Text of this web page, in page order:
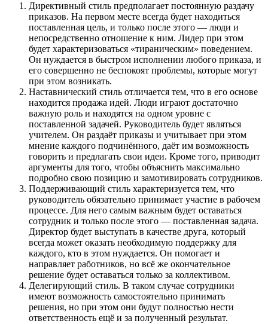
Директивный стиль предполагает постоянную раздачу
приказов. На первом месте всегда будет находиться
поставленная цель, и только после этого — люди и
непосредственно отношение к ним. Лидер при этом
будет характеризоваться «тираническим» поведением.
Он нуждается в быстром исполнении любого приказа, и
его совершенно не беспокоят проблемы, которые могут
при этом возникать.
Наставнический стиль отличается тем, что в его основе
находится продажа идей. Люди играют достаточно
важную роль и находятся на одном уровне с
поставленной задачей. Руководитель будет являться
учителем. Он раздаёт приказы и учитывает при этом
мнение каждого подчинённого, даёт им возможность
говорить и предлагать свои идеи. Кроме того, приводит
аргументы для того, чтобы объяснить максимально
подробно свою позицию и замотивировать сотрудников.
Поддерживающий стиль характеризуется тем, что
руководитель обязательно принимает участие в рабочем
процессе. Для него самым важным будет оставаться
сотрудник и только после этого — поставленная задача.
Директор будет выступать в качестве друга, который
всегда может оказать необходимую поддержку для
каждого, кто в этом нуждается. Он помогает и
направляет работников, но всё же окончательное
решение будет оставаться только за коллективом.
Делегирующий стиль. В таком случае сотрудники
имеют возможность самостоятельно принимать
решения, но при этом они будут полностью нести
ответственность ещё и за полученный результат.